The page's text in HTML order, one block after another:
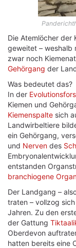
Die Atemlöcher der
geweitet – weshalb
zwar noch
Gehörgang der
Was bedeutet das?
In der
Kiemen und
Kiemenspalte sich
Landwirbeltiere
ein Gehörgang,
und Nerven des
entstanden
branchiogene
Der Landgang –
traten – vollzog
Jahren. Zu den
der Gattung
Oberdevon
hatten bereits eine